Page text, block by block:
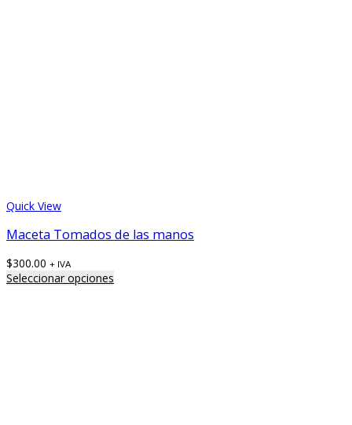
Quick View
Maceta Tomados de las manos
$300.00 + IVA
Seleccionar opciones